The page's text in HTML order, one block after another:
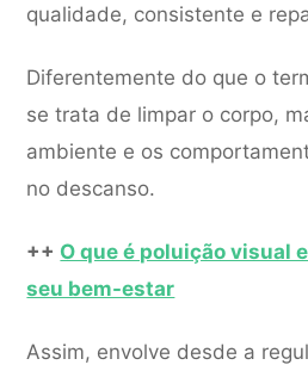
qualidade, consistente e
Diferentemente do que o
se trata de limpar o corpo,
ambiente e os
no descanso.
++ O que é poluição visual
seu bem-estar
Assim, envolve desde a